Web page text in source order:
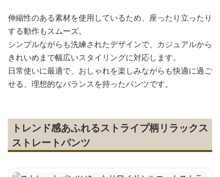
伸縮性のある素材を使用しているため、座ったり立ったり
する動作もスムーズ。
シンプルながらも洗練されたデザインで、カジュアルから
きれいめまで幅広いスタイリングに対応します。
日常使いに最適で、おしゃれを楽しみながらも快適に過ご
せる、理想的なバランスを持ったパンツです。
トレンド感あふれるストライプ柄リラックス
ストレートパンツ